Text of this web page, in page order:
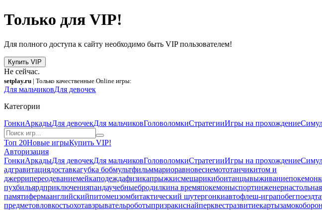
Только для VIP!
Для полного доступа к сайту необходимо быть VIP пользователем!
Купить VIP
Не сейчас.
setplay.ru | Только качественные Online игры:
Для мальчиковДля девочек
Категории
ГонкиАркадыДля девочекДля мальчиковГоловоломкиСтратегииИгры на прохождение
Топ 20Новые игрыКупить VIP!
Авторизация
ГонкиАркадыДля девочекДля мальчиковГоловоломкиСтратегииИгры на прохождение
адгравитациядоставкагубка бобмультфильммариоравновесиемототанчикитом и
джеррипереодеваниемейкаподеждафизикапрыжкисмешарикибоитанцывыживаниепокемон
пухбильярдприключенияпандаучебныебродилкина времяпокемоныспортинженер
памятифермаанглийскийпитомецзомбитактический шутергонкиавтофлеш-играпобегпоезд
предметовловкостьохотавзрывательроботыпризракиснайперквестразвитиекартызамок